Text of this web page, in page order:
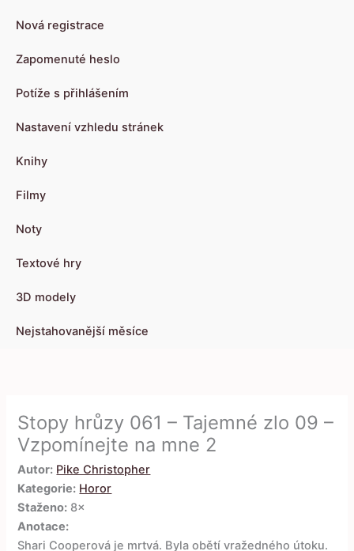
Nová registrace
Zapomenuté heslo
Potíže s přihlášením
Nastavení vzhledu stránek
Knihy
Filmy
Noty
Textové hry
3D modely
Nejstahovanější měsíce
Stopy hrůzy 061 – Tajemné zlo 09 –
Vzpomínejte na mne 2
Autor: Pike Christopher
Kategorie: Horor
Staženo: 8×
Anotace:
Shari Cooperová je mrtvá. Byla obětí vražedného útoku.